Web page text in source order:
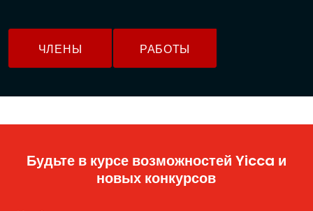
ЧЛЕНЫ РАБОТЫ
Будьте в курсе возможностей Yicca и
новых конкурсов